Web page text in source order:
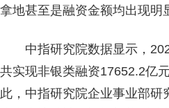
拿地甚至是融资金额均出现明
中指研究院数据显示，
共实现非银类融资17652.2亿
此，中指研究院企业事业部研